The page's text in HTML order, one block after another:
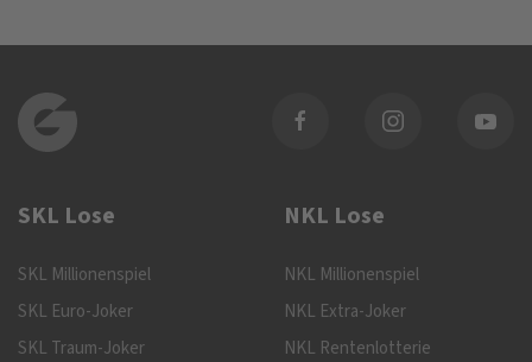
SKL Lose
SKL Millionenspiel
SKL Euro-Joker
SKL Traum-Joker
NKL Lose
NKL Millionenspiel
NKL Extra-Joker
NKL Rentenlotterie